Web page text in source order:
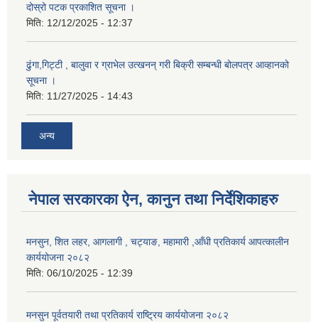
दोस्रो पटक प्रकाशित सूचना ।
मिति: 12/12/2025 - 12:37
ढुंगा,गिट्टी , बालुवा र ग्राभेल उत्खनन् गरी बिक्री सम्बन्धी बोलपत्र आव्हानको
सूचना ।
मिति: 11/27/2025 - 14:43
अन्य
नेपाल सरकारका ऐन, कानुन तथा निर्देशिकाहरु
मनसुन, शित लहर, आगलागी , चट्याङ, महामारी ,आँधी प्रतिकार्य आपत्कालीन
कार्ययोजना २०८२
मिति: 06/10/2025 - 12:39
मनसुन पूर्वतयारी तथा प्रतिकार्य राष्ट्रिय कार्ययोजना २०८२